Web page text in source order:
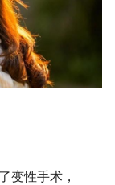
变性手术，